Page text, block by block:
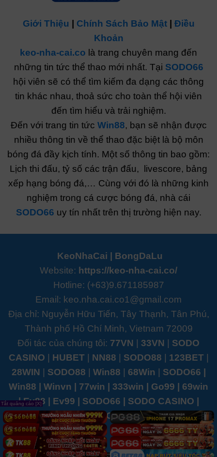
Tắt quảng cáo [X]
Giới Thiệu Chính Sách Bảo Mật| Điều
Khoản
keo-nha-cai.co là trang chuyên mang đến
những tin tức thể thao mới nhất. Tại SODO66
hội viên sẽ có thể tìm kiếm đa dạng các thông
tin khác nhau, thoả sức cho toàn thể hội viên
đến tìm hiểu và trải nghiệm.
Đến với trang tin tức Win88, bạn sẽ nhận được
nhiều thông tin về thể thao đặc biệt là bộ môn
bóng đá đầy kịch tính. Một số thông tin bao gồm:
Lịch thi đấu, tỷ số các trận đấu, livescore, bảng
xếp hạng bóng đá,… Cùng với đó là những kinh
nghiệm trong cá cược bóng đá, nhà cái
SODO66 uy tín nhất trên thị trường hiện nay.
KeoNhaCai
BongDaLu
Website: https://keo-nha-cai.co/
Hotline: (+63)9.671185987
Email: keo.nha.cai.co1@gmail.com
Địa chỉ: Nguyễn Hữu Tiến, Tây Thạnh, Tân Phú,
Thành phố Hồ Chí Minh, Vietnam 72009
Đối tác của chúng tôi: 77VN 33VN
SODO
CASINO
HUBET| NN88 SODO88 123BET|
28WIN
SODO88 Win88 68Win SODO66
Win88
Winvn 77win 333win Go99
69win
|Ev88 Ev99 SODO66 SODO CASINO
SODO66|